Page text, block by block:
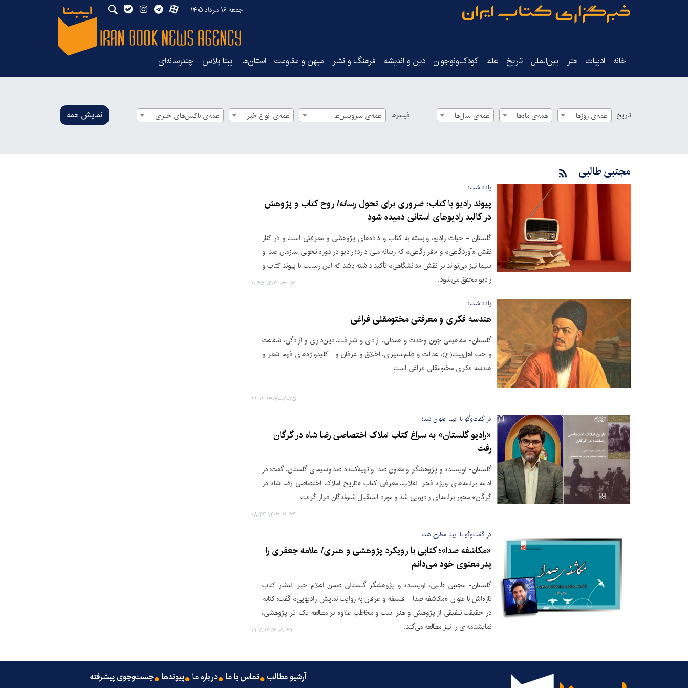
جمعه ۱۶ مرداد ۱۴۰۵
خانه ادبیات هنر بین‌الملل تاریخ‌ علم کودک‌ونوجوان دین و اندیشه فرهنگ و نشر میهن و مقاومت استان‌ها ایبنا پلاس چندرسانه‌ای
تاریخ همه‌ی روزها همه‌ی ماه‌ها همه‌ی سال‌ها فیلترها همه‌ی سرویس‌ها همه‌ی انواع خبر همه‌ی باکس‌های خبری نمایش همه
مجتبی طالبی
یادداشت؛
پیوند رادیو با کتاب؛ ضروری برای تحول رسانه/ روح کتاب و پژوهش
در کالبد رادیوهای استانی دمیده شود
گلستان - حیات رادیو، وابسته به کتاب و داده‌های پژوهشی و معرفتی است و در کنار
نقش «آوردگاهی» و «قرارگاهی» که رسانه ملی دارد؛ رادیو در دوره تحولی سازمان صدا و
سیما نیز می‌تواند بر نقش «دانشگاهی» تأکید داشته باشد که این رسالت با پیوند کتاب و
رادیو محقق می‌شود.
۱۴۰۴-۰۳-۰۷ ۱۰:۲۵
یادداشت؛
هندسه فکری و معرفتی مختومقلی فراغی
گلستان- مفاهیمی چون وحدت و همدلی، آزادی و شرافت، دین‌داری و آزادگی، شفاعت
و حب اهل‌بیت(ع)، عدالت و ظلم‌ستیزی، اخلاق و عرفان و…کلیدواژه‌های فهم شعر و
هندسه فکری مختومقلی فراغی است.
۱۴۰۴-۰۲-۲۵ ۲۲:۰۲
در گفت‌وگو با ایبنا عنوان شد؛
«رادیو گلستان» به سراغ کتاب املاک اختصاصی رضا شاه در گرگان
رفت
گلستان- نویسنده و پژوهشگر و معاون صدا و تهیه‌کننده صداوسیمای گلستان، گفت: در
ادامه برنامه‌های ویژه فجر انقلاب، معرفی کتاب «تاریخ املاک اختصاصی رضا شاه در
گرگان» محور برنامه‌ای رادیویی شد و مورد استقبال شنوندگان قرار گرفت.
۱۴۰۳-۱۱-۲۴ ۰۸:۴۴
در گفت‌وگو با ایبنا مطرح شد؛
«مکاشفه صدا»؛ کتابی با رویکرد پژوهشی و هنری/ علامه جعفری را
پدر معنوی خود می‌دانم
گلستان- مجتبی طالبی، نویسنده و پژوهشگر گلستانی ضمن اعلام خبر انتشار کتاب
تازه‌اش با عنوان «مکاشفه صدا - فلسفه و عرفان به روایت نمایش رادیویی» گفت: کتابم
در حقیقت تلفیقی از پژوهش و هنر است و مخاطب علاوه بر مطالعه یک اثر پژوهشی،
نمایشنامه‌ای را نیز مطالعه می‌کند.
۱۴۰۳-۰۹-۲۹ ۰۹:۱۹
آرشیو مطالب تماس با ما درباره ما پیوندها جست‌وجوی پیشرفته